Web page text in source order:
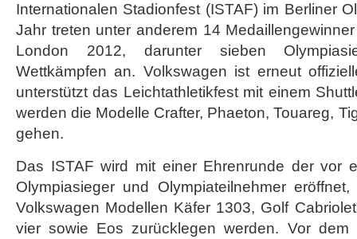
beim
ISTAF
Berliner
Olympiastadion
Internationalen Stadionfest (ISTAF) im Berliner
Jahr treten unter anderem 14
London 2012, darunter sieben
Wettkämpfen an. Volkswagen ist erneut
unterstützt das Leichtathletikfest mit einem
werden die Modelle Crafter, Phaeton, Touareg,
gehen.
Das ISTAF wird mit einer Ehrenrunde der vor
Olympiasieger und Olympiateilnehmer
Volkswagen Modellen Käfer 1303, Golf
vier sowie Eos zurücklegen werden. Vor dem